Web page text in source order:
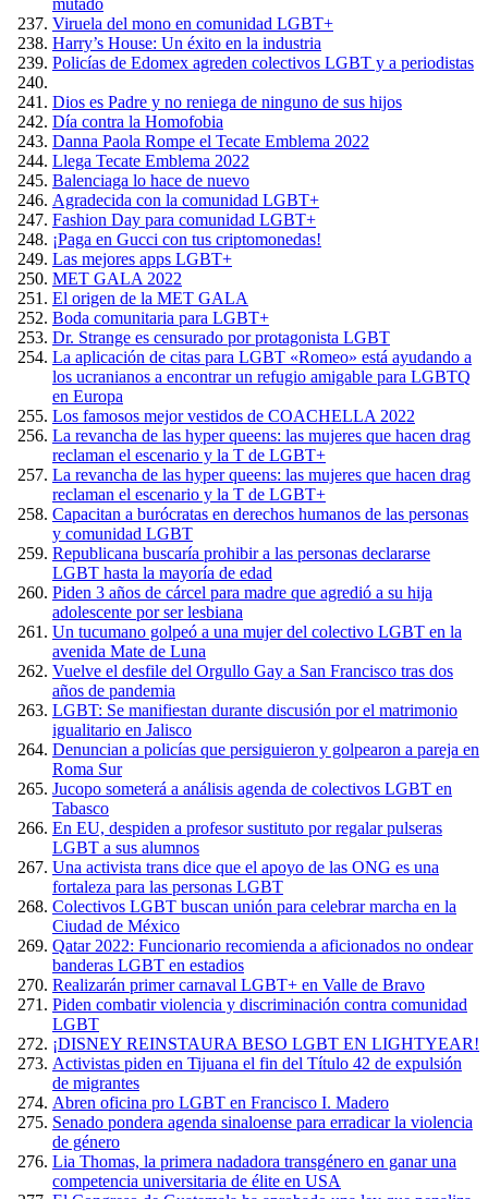
mutado
Viruela del mono en comunidad LGBT+
Harry’s House: Un éxito en la industria
Policías de Edomex agreden colectivos LGBT y a periodistas
Dios es Padre y no reniega de ninguno de sus hijos
Día contra la Homofobia
Danna Paola Rompe el Tecate Emblema 2022
Llega Tecate Emblema 2022
Balenciaga lo hace de nuevo
Agradecida con la comunidad LGBT+
Fashion Day para comunidad LGBT+
¡Paga en Gucci con tus criptomonedas!
Las mejores apps LGBT+
MET GALA 2022
El origen de la MET GALA
Boda comunitaria para LGBT+
Dr. Strange es censurado por protagonista LGBT
La aplicación de citas para LGBT «Romeo» está ayudando a
los ucranianos a encontrar un refugio amigable para LGBTQ
en Europa
Los famosos mejor vestidos de COACHELLA 2022
La revancha de las hyper queens: las mujeres que hacen drag
reclaman el escenario y la T de LGBT+
La revancha de las hyper queens: las mujeres que hacen drag
reclaman el escenario y la T de LGBT+
Capacitan a burócratas en derechos humanos de las personas
y comunidad LGBT
Republicana buscaría prohibir a las personas declararse
LGBT hasta la mayoría de edad
Piden 3 años de cárcel para madre que agredió a su hija
adolescente por ser lesbiana
Un tucumano golpeó a una mujer del colectivo LGBT en la
avenida Mate de Luna
Vuelve el desfile del Orgullo Gay a San Francisco tras dos
años de pandemia
LGBT: Se manifiestan durante discusión por el matrimonio
igualitario en Jalisco
Denuncian a policías que persiguieron y golpearon a pareja en
Roma Sur
Jucopo someterá a análisis agenda de colectivos LGBT en
Tabasco
En EU, despiden a profesor sustituto por regalar pulseras
LGBT a sus alumnos
Una activista trans dice que el apoyo de las ONG es una
fortaleza para las personas LGBT
Colectivos LGBT buscan unión para celebrar marcha en la
Ciudad de México
Qatar 2022: Funcionario recomienda a aficionados no ondear
banderas LGBT en estadios
Realizarán primer carnaval LGBT+ en Valle de Bravo
Piden combatir violencia y discriminación contra comunidad
LGBT
¡DISNEY REINSTAURA BESO LGBT EN LIGHTYEAR!
Activistas piden en Tijuana el fin del Título 42 de expulsión
de migrantes
Abren oficina pro LGBT en Francisco I. Madero
Senado pondera agenda sinaloense para erradicar la violencia
de género
Lia Thomas, la primera nadadora transgénero en ganar una
competencia universitaria de élite en USA